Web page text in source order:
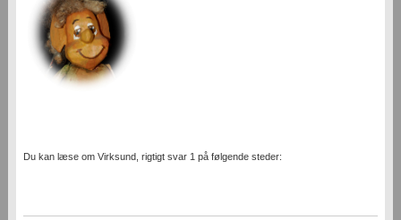
Du kan læse om Virksund, rigtigt svar 1 på følgende steder: